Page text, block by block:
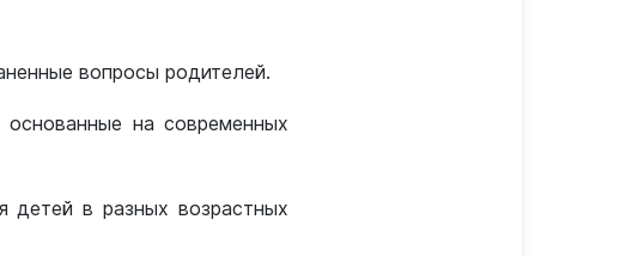
вопросы родителей.
основанные на современных
детей в разных возрастных